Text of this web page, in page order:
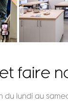
faire
du lundi au